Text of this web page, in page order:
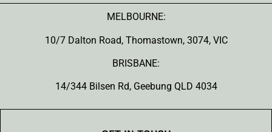
MELBOURNE:
10/7 Dalton Road, Thomastown, 3074, VIC
BRISBANE:
14/344 Bilsen Rd, Geebung QLD 4034